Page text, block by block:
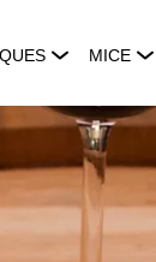
MICE